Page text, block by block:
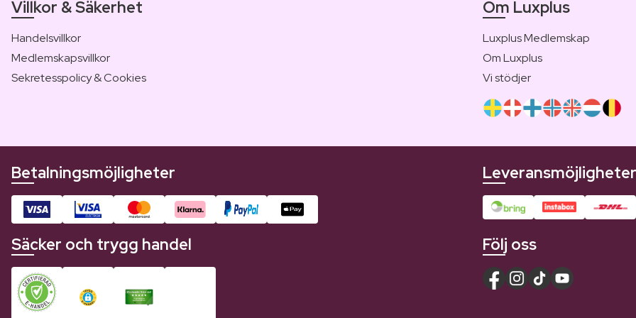
Villkor & Säkerhet
Handelsvillkor
Medlemskapsvillkor
Sekretesspolicy & Cookies
Om Luxplus
Luxplus Medlemskap
Om Luxplus
Vi stödjer
Betalningsmöjligheter Leveransmöjligheter
Säcker och trygg handel Följ oss